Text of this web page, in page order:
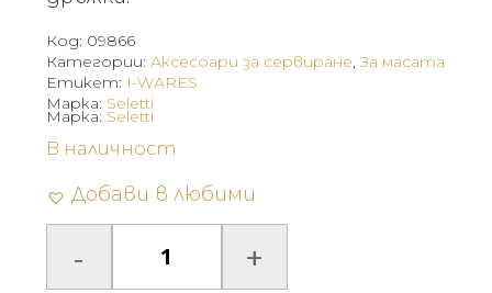
Код: 09866
Категории: Аксесоари за сервиране,За масата
Етикет: I-WARES
Марка: Seletti
В наличност
Добави в любими
Марка: Seletti